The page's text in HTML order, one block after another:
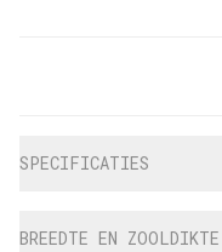
SPECIFICATIES
BREEDTE EN ZOOLDIKTE